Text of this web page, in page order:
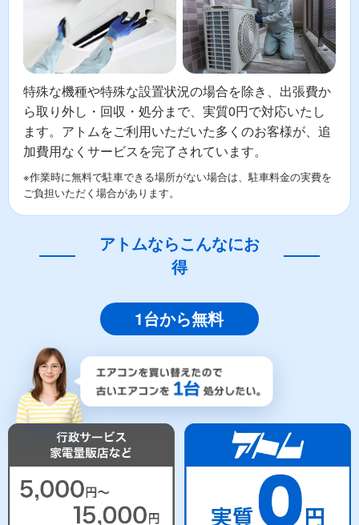
特殊な機種や特殊な設置状況の場合を除き、出張費か
ら取り外し・回収・処分まで、実質0円で対応いたし
ます。アトムをご利用いただいた多くのお客様が、追
加費用なくサービスを完了されています。
※作業時に無料で駐車できる場所がない場合は、駐車料金の実費を
ご負担いただく場合があります。
アトムならこんなにお
得
1台から無料